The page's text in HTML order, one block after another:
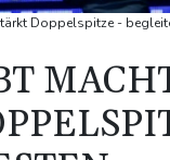
Doppelspitze -